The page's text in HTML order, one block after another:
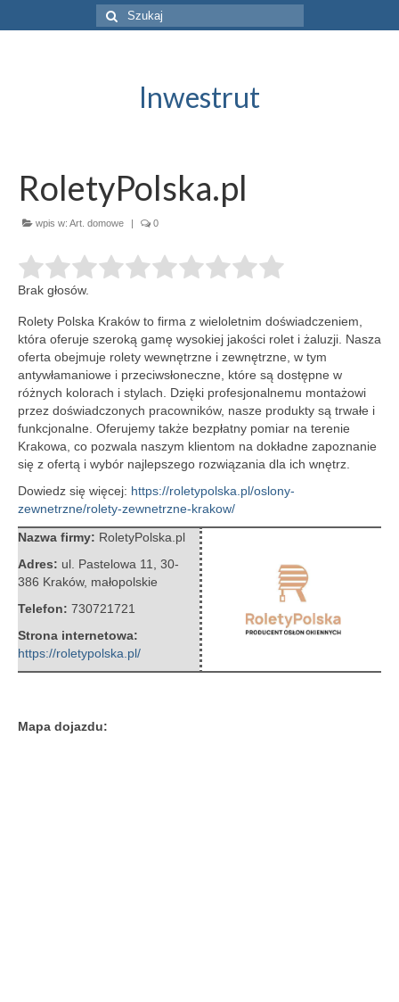
Szuklaj
w:
Inwestrut
RoletyPolska.pl
wpis w: Art. domowe | 0
Brak głosów.
Rolety Polska Kraków to firma z wieloletnim doświadczeniem,
która oferuje szeroką gamę wysokiej jakości rolet i żaluzji. Nasza
oferta obejmuje rolety wewnętrzne i zewnętrzne, w tym
antywłamaniowe i przeciwsłoneczne, które są dostępne w
różnych kolorach i stylach. Dzięki profesjonalnemu montażowi
przez doświadczonych pracowników, nasze produkty są trwałe i
funkcjonalne. Oferujemy także bezpłatny pomiar na terenie
Krakowa, co pozwala naszym klientom na dokładne zapoznanie
się z ofertą i wybór najlepszego rozwiązania dla ich wnętrz.
Dowiedz się więcej: https://roletypolska.pl/oslony-
zewnetrzne/rolety-zewnetrzne-krakow/
Nazwa firmy: RoletyPolska.pl
Adres: ul. Pastelowa 11
30-
386 Kraków, małopolskie
Telefon: 730721721
Strona internetowa:
https://roletypolska.pl/
Mapa dojazdu: